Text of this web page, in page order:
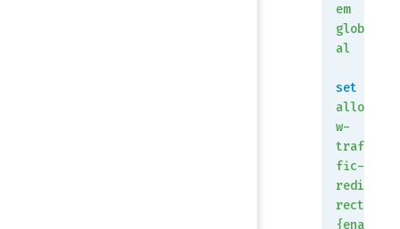
em
glob
al
set
allo
w-
traf
fic-
redi
rect
{ena